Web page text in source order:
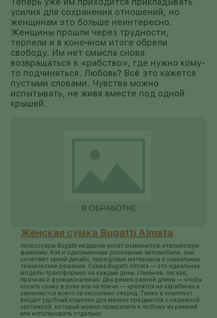
усилия для сохранения отношений, но
женщинам это больше неинтересно.
Женщины прошли через трудности,
терпели и в конечном итоге обрели
свободу. Им нет смысла снова
возвращаться в «рабство», где нужно кому-
то подчиняться. Любовь? Всё это кажется
пустыми словами. Чувства можно
испытывать, не живя вместе под одной
крышей.
Женская сумка Bugatti Almata
Аксессуары Bugatti недаром носят знаменитую итальянскую
фамилию. Как и одноименные роскошные автомобили, они
сочетают яркий дизайн, передовые материалы и уникальные
технические решения. Сумка Bugatti Almata — это идеальная
модель-трансформер на каждый день: стильная, легкая,
прочная и функциональная. Два ремня разной длины — чтобы
носить сумку в руке или на плече — крепятся на карабинах и
заменяются всего за несколько секунд. Также в комплект
входит удобный кошелек для мелких предметов с надежной
застежкой, который можно прикрепить к любому из ремней
или использовать отдельно.